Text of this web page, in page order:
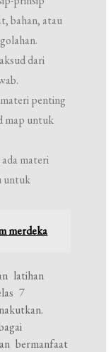
bahan, atau
dari
penting
map untuk
ada materi
untuk
merdeka
latihan
7
bermanfaat